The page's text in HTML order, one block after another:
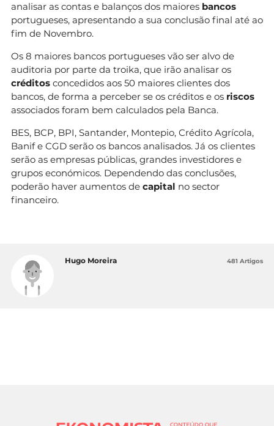
analisar as contas e balanços dos maiores bancos
portugueses, apresentando a sua conclusão final até ao
fim de Novembro.
Os 8 maiores bancos portugueses vão ser alvo de
auditoria por parte da troika, que irão analisar os
créditos concedidos aos 50 maiores clientes dos
bancos, de forma a perceber se os créditos e os riscos
associados foram bem calculados pela Banca.
BES, BCP, BPI, Santander, Montepio, Crédito Agrícola,
Banif e CGD serão os bancos analisados. Já os clientes
serão as empresas públicas, grandes investidores e
grupos económicos. Dependendo das conclusões,
poderão haver aumentos de capital no sector
financeiro.
Hugo Moreira 481 Artigos